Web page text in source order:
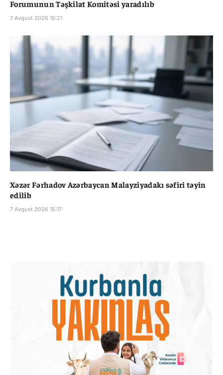
Forumunun Təşkilat Komitəsi yaradılıb
7 Avqust 2026 15:21
Xəzər Fərhadov Azərbaycan Malayziyadakı səfiri təyin
edilib
7 Avqust 2026 15:17